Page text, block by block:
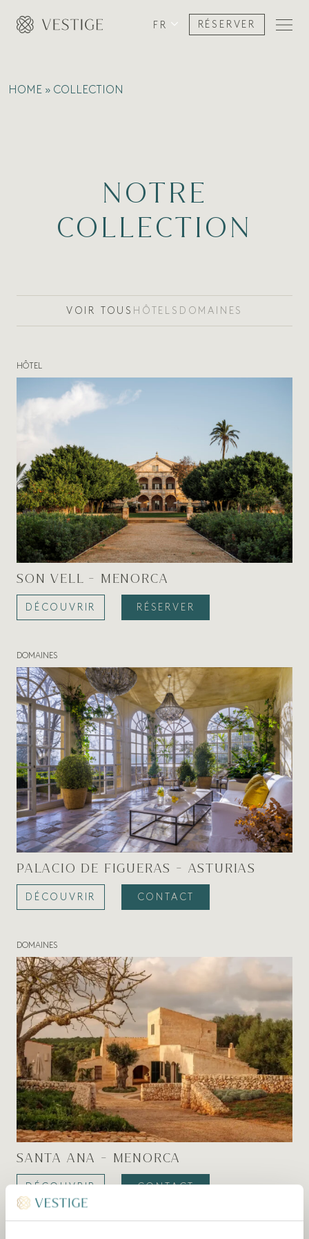
FR RÉSERVER
HOME » COLLECTION
NOTRE
COLLECTION
VOIR TOUS HÔTELS DOMAINES
HÔTEL
SON VELL - MENORCA
DÉCOUVRIR RÉSERVER
DOMAINES
PALACIO DE FIGUERAS - ASTURIAS
DÉCOUVRIR CONTACT
DOMAINES
SANTA ANA - MENORCA
DÉCOUVRIR CONTACT